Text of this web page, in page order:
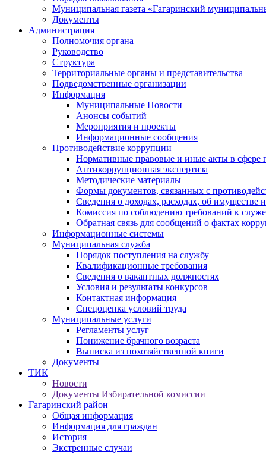
Муниципальная газета «Гагаринский
Документы
Администрация
Полномочия органа
Руководство
Структура
Территориальные органы и представительства
Подведомственные организации
Информация
Муниципальные Новости
Анонсы событий
Мероприятия и проекты
Информационные сообщения
Противодействие коррупции
Нормативные правовые и иные акты в сфере
Антикоррупционная экспертиза
Методические материалы
Формы документов, связанных с
Сведения о доходах, расходах, об имуществе
Комиссия по соблюдению требований к
Обратная связь для сообщений о фактах
Информационные системы
Муниципальная служба
Порядок поступления на службу
Квалификационные требования
Сведения о вакантных должностях
Условия и результаты конкурсов
Контактная информация
Спецоценка условий труда
Муниципальные услуги
Регламенты услуг
Понижение брачного возраста
Выписка из похозяйственной книги
Документы
ТИК
Новости
Документы Избирательной комиссии
Гагаринский район
Общая информация
Информация для граждан
История
Экстренные случаи